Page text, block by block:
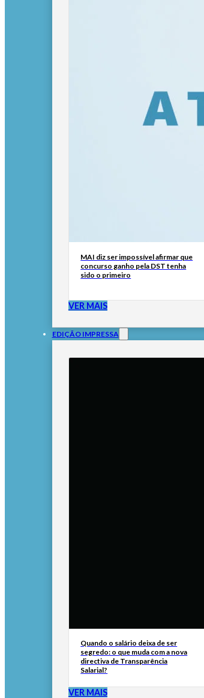
MAI diz ser impossível afirmar que
concurso ganho pela DST tenha
sido o primeiro
VER MAIS
EDIÇÃO IMPRESSA
Quando o salário deixa de ser
segredo: o que muda com a nova
directiva de Transparência
Salarial?
VER MAIS